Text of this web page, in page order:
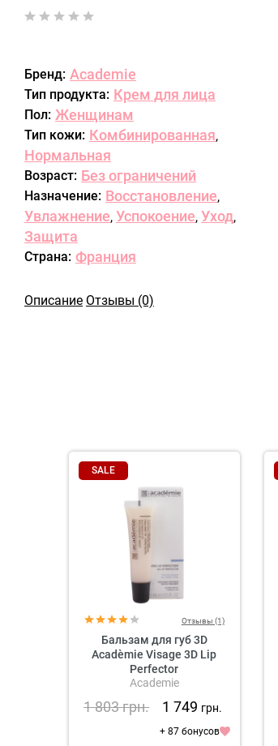
Бренд: Academie
Тип продукта: Крем для лица
Пол: Женщинам
Тип кожи: Комбинированная,
Нормальная
Возраст: Без ограничений
Назначение: Восстановление,
Увлажнение, Успокоение, Уход,
Защита
Страна: Франция
Описание Отзывы (0)
SALE
Отзывы (1)
Бальзам для губ 3D
Acadèmie Visage 3D Lip
Perfector
Academie
1 803грн. 1 749 грн.
+ 87 бонусов